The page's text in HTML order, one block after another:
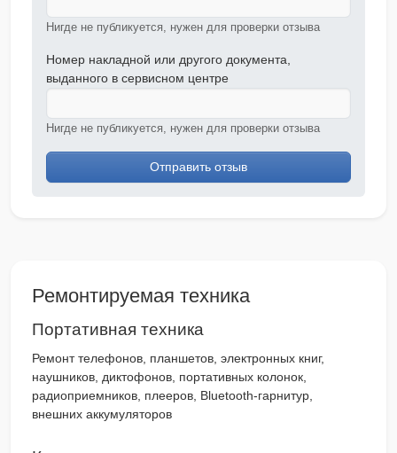
Нигде не публикуется, нужен для проверки отзыва
Номер накладной или другого документа,
выданного в сервисном центре
Нигде не публикуется, нужен для проверки отзыва
Отправить отзыв
Ремонтируемая техника
Портативная техника
Ремонт телефонов, планшетов, электронных книг,
наушников, диктофонов, портативных колонок,
радиоприемников, плееров, Bluetooth-гарнитур,
внешних аккумуляторов